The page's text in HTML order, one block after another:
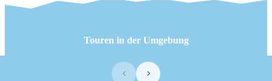
Touren in der Umgebung
‹ ›